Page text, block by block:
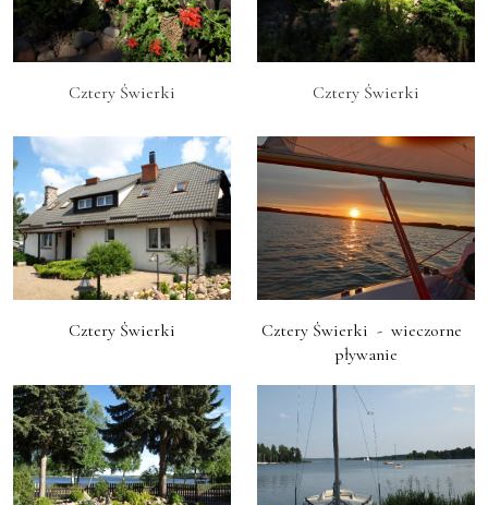
Cztery Świerki Cztery Świerki
Cztery Świerki
Cztery Świerki  -  wieczorne
pływanie